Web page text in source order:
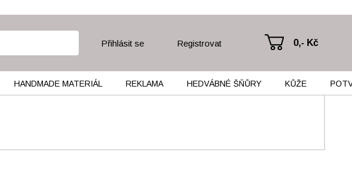
Přihlásit se Registrovat 0,- Kč
HANDMADE MATERIÁL REKLAMA HEDVÁBNÉ ŠŇŮRY KŮŽE